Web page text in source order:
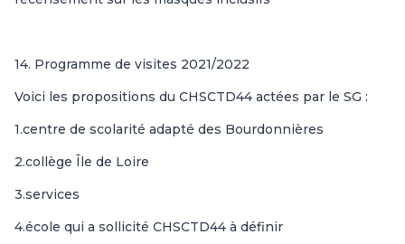
14. Programme de visites 2021/2022
Voici les propositions du CHSCTD44 actées par le SG :
1.centre de scolarité adapté des Bourdonnières
2.collège Île de Loire
3.services
4.école qui a sollicité CHSCTD44 à définir